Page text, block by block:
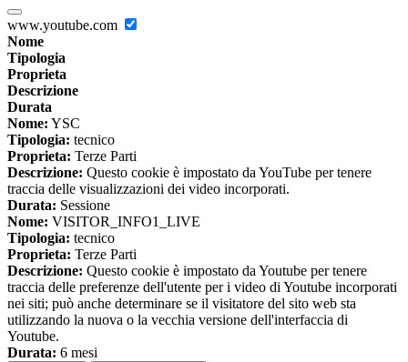
www.youtube.com
Nome
Tipologia
Proprieta
Descrizione
Durata
Nome: YSC
Tipologia: tecnico
Proprieta: Terze Parti
Descrizione: Questo cookie è impostato da YouTube per tenere
traccia delle visualizzazioni dei video incorporati.
Durata: Sessione
Nome: VISITOR_INFO1_LIVE
Tipologia: tecnico
Proprieta: Terze Parti
Descrizione: Questo cookie è impostato da Youtube per tenere
traccia delle preferenze dell'utente per i video di Youtube incorporati
nei siti; può anche determinare se il visitatore del sito web sta
utilizzando la nuova o la vecchia versione dell'interfaccia di
Youtube.
Durata: 6 mesi